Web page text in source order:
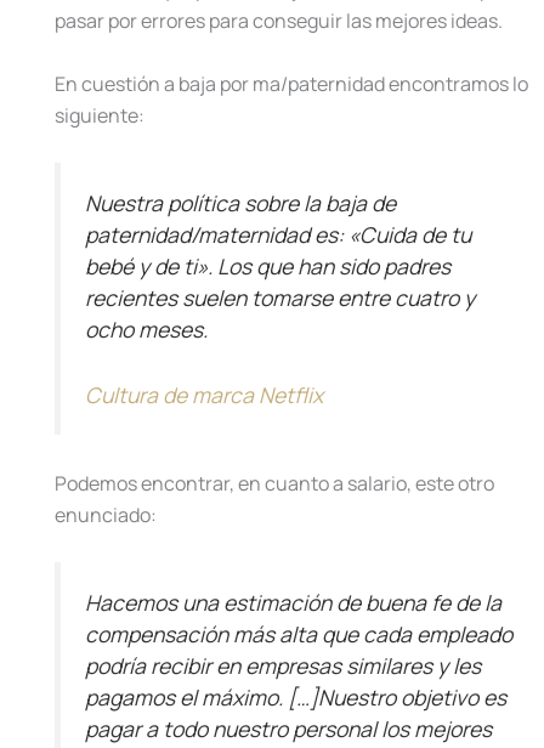
pasar por errores para conseguir las mejores ideas.
En cuestión a baja por ma/paternidad encontramos lo
siguiente:
Nuestra política sobre la baja de
paternidad/maternidad es: «Cuida de tu
bebé y de ti». Los que han sido padres
recientes suelen tomarse entre cuatro y
ocho meses.
Cultura de marca Netflix
Podemos encontrar, en cuanto a salario, este otro
enunciado:
Hacemos una estimación de buena fe de la
compensación más alta que cada empleado
podría recibir en empresas similares y les
pagamos el máximo. […]Nuestro objetivo es
pagar a todo nuestro personal los mejores